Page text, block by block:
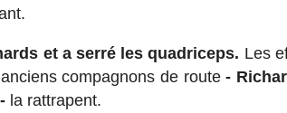
et a serré les quadriceps. Les
compagnons de route-
la rattrapent.